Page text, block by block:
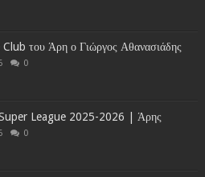
του Άρη ο Γιώργος Αθανασιάδης
0
League 2025-2026 | Άρης
0